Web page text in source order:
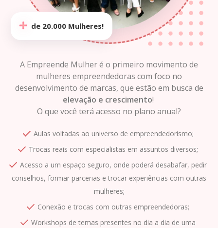
de 20.000 Mulheres!
A Empreende Mulher é o primeiro movimento de
mulheres empreendedoras com foco no
desenvolvimento de marcas, que estão em busca de
elevação e crescimento!
O que você terá acesso no plano anual?
Aulas voltadas ao universo de empreendedorismo;
Trocas reais com especialistas em assuntos diversos;
Acesso a um espaço seguro, onde poderá desabafar, pedir
conselhos, formar parcerias e trocar experiências com outras
mulheres;
Conexão e trocas com outras empreendedoras;
Workshops de temas presentes no dia a dia de uma